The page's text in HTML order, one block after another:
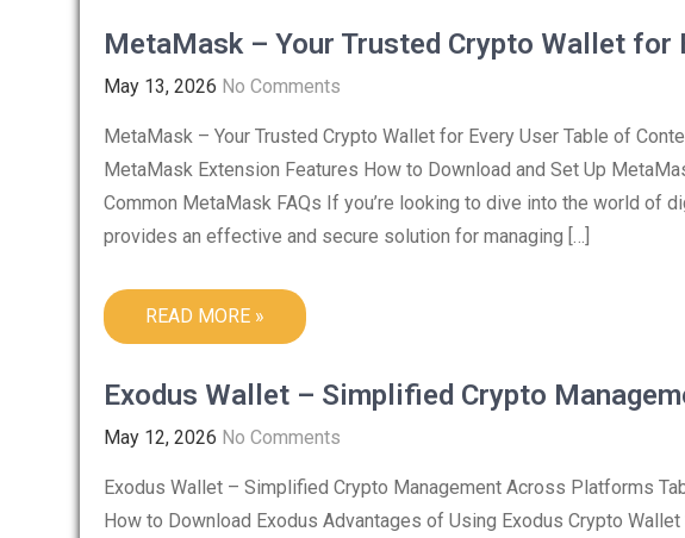
MetaMask – Your Trusted Crypto Wallet for
May 13, 2026 No Comments
MetaMask – Your Trusted Crypto Wallet for Every User Table of
MetaMask Extension Features How to Download and Set Up
Common MetaMask FAQs If you’re looking to dive into the world of
provides an effective and secure solution for managing […]
READ MORE »
Exodus Wallet – Simplified Crypto
May 12, 2026 No Comments
Exodus Wallet – Simplified Crypto Management Across Platforms
How to Download Exodus Advantages of Using Exodus Crypto